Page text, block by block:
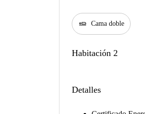
airline_seat_flat Cama doble
Habitación 2
Detalles